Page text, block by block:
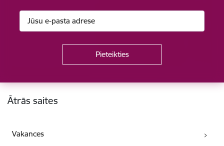
Kājene
Ātrās saites
Vakances